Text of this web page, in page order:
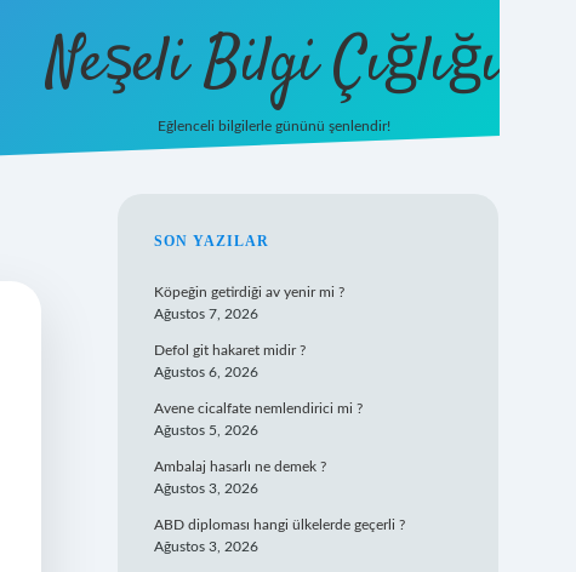
Neşeli Bilgi Çığlığı
Eğlenceli bilgilerle gününü şenlendir!
SIDEBAR
SON YAZILAR
Köpeğin getirdiği av yenir mi ?
Ağustos 7, 2026
Defol git hakaret midir ?
Ağustos 6, 2026
Avene cicalfate nemlendirici mi ?
Ağustos 5, 2026
Ambalaj hasarlı ne demek ?
Ağustos 3, 2026
ABD diploması hangi ülkelerde geçerli ?
Ağustos 3, 2026